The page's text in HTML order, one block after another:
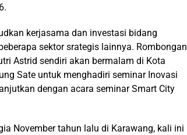
kerjasama dan investasi bidang
sektor srategis lainnya. Rombongan
Astrid sendiri akan bermalam di Kota
Sate untuk menghadiri seminar Inovasi
dengan acara seminar Smart City
November tahun lalu di Karawang, kali ini